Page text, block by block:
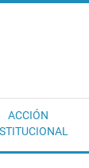
ACCIÓN